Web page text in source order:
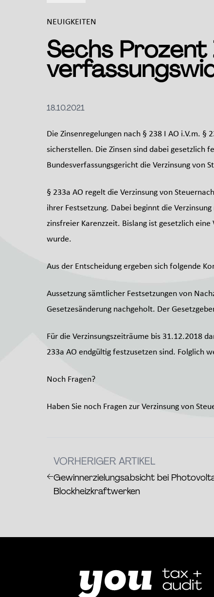
NEUIGKEITEN
Sechs
18.10.2021
Die Zinsenregelungen nach § 238 I AO i.V.m.
sicherstellen. Die Zinsen sind dabei gesetzlich
Bundesverfassungsgericht die Verzinsung von
§ 233a AO regelt die Verzinsung von
ihrer Festsetzung. Dabei beginnt die
zinsfreier Karenzzeit. Bislang ist gesetzlich
wurde.
Aus der Entscheidung ergeben sich folgende
Aussetzung sämtlicher Festsetzungen von
Gesetzesänderung nachgeholt. Der
Für die Verzinsungszeiträume bis 31.12.2018
233a AO endgültig festzusetzen sind. Folglich
Noch Fragen?
Haben Sie noch Fragen zur Verzinsung von
←
VORHERIGER ARTIKEL
Gewinnerzielungsabsicht bei
Blockheizkraftwerken